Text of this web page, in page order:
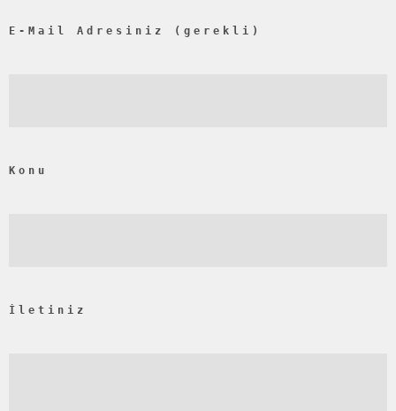
E-Mail Adresiniz (gerekli)
Konu
İletiniz